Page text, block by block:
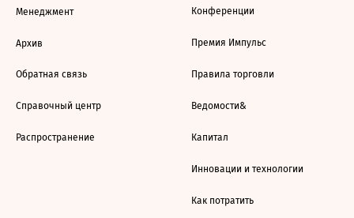
Менеджмент
Архив
Обратная связь
Справочный центр
Распространение
Конференции
Премия Импульс
Правила торговли
Ведомости&
Капитал
Инновации и технологии
Как потратить